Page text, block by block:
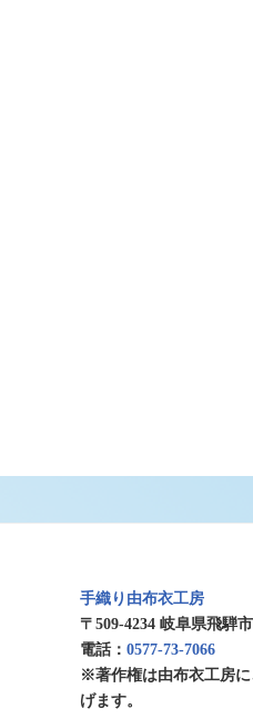
手織り由布衣工房
〒509-4234 岐阜県飛騨
電話：0577-73-7066
※著作権は由布衣工房
げます。